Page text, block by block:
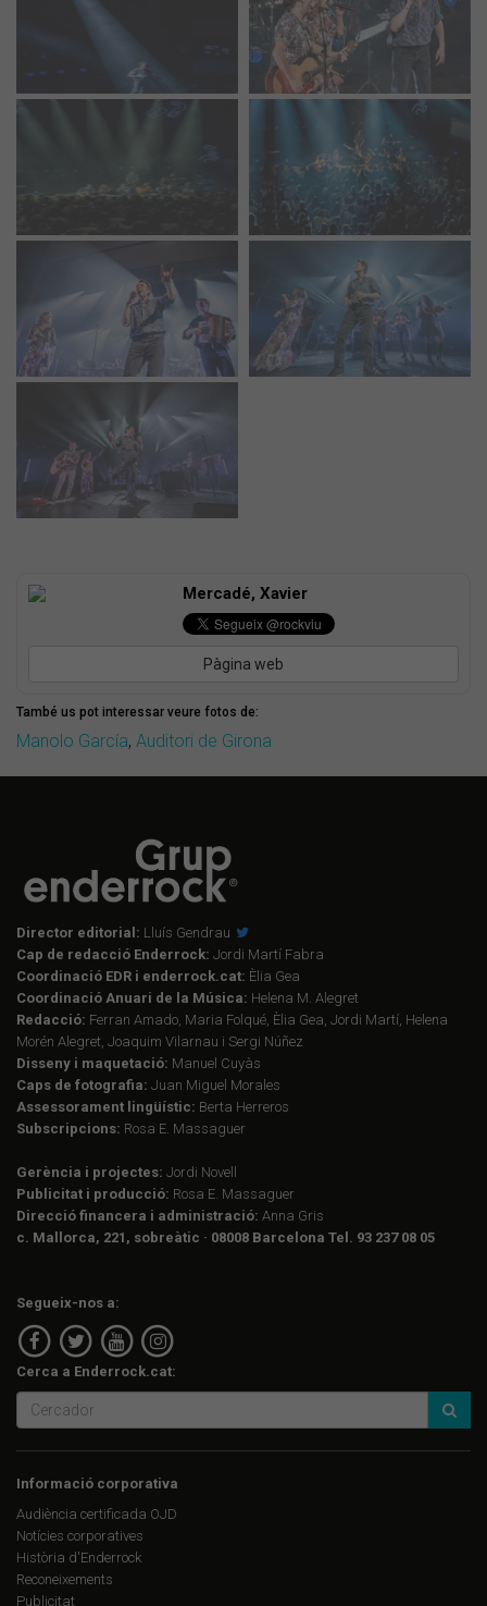
Mercadé, Xavier
Pàgina web
També us pot interessar veure fotos de:
Manolo García, Auditori de Girona
Director editorial: Lluís Gendrau
Cap de redacció Enderrock: Jordi Martí Fabra
Coordinació EDR i enderrock.cat: Èlia Gea
Coordinació Anuari de la Música: Helena M. Alegret
Redacció: Ferran Amado, Maria Folqué, Èlia Gea, Jordi Martí, Helena
Morén Alegret, Joaquim Vilarnau i Sergi Núñez
Disseny i maquetació: Manuel Cuyàs
Caps de fotografia: Juan Miguel Morales
Assessorament lingüístic: Berta Herreros
Subscripcions: Rosa E. Massaguer
Gerència i projectes: Jordi Novell
Publicitat i producció: Rosa E. Massaguer
Direcció financera i administració: Anna Gris
c. Mallorca, 221, sobreàtic · 08008 Barcelona Tel. 93 237 08 05
Segueix-nos a:
Cerca a Enderrock.cat:
Informació corporativa
Audiència certificada OJD
Notícies corporatives
Història d'Enderrock
Reconeixements
Publicitat